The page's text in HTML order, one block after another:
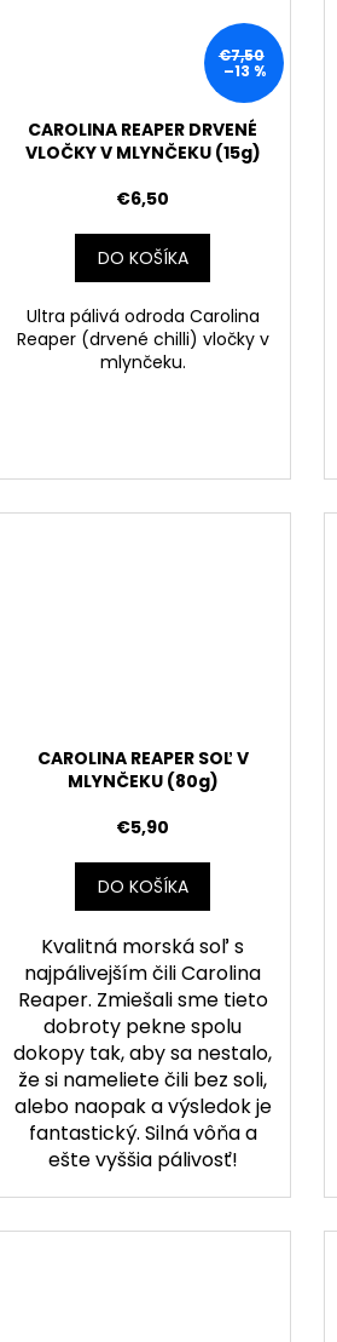
€7,50
–13 %
CAROLINA REAPER DRVENÉ
VLOČKY V MLYNČEKU (15g)
€6,50
DO KOŠÍKA
Ultra pálivá odroda Carolina
Reaper (drvené chilli) vločky v
mlynčeku.
CAROLINA REAPER SOĽ V
MLYNČEKU (80g)
€5,90
DO KOŠÍKA
Kvalitná morská soľ s
najpálivejším čili Carolina
Reaper. Zmiešali sme tieto
dobroty pekne spolu
dokopy tak, aby sa nestalo,
že si nameliete čili bez soli,
alebo naopak a výsledok je
fantastický. Silná vôňa a
ešte vyššia pálivosť!